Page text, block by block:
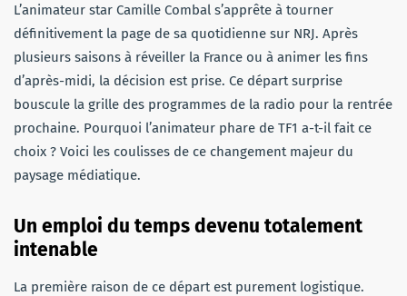
L’animateur star Camille Combal s’apprête à tourner
définitivement la page de sa quotidienne sur NRJ. Après
plusieurs saisons à réveiller la France ou à animer les fins
d’après-midi, la décision est prise. Ce départ surprise
bouscule la grille des programmes de la radio pour la rentrée
prochaine. Pourquoi l’animateur phare de TF1 a-t-il fait ce
choix ? Voici les coulisses de ce changement majeur du
paysage médiatique.
Un emploi du temps devenu totalement
intenable
La première raison de ce départ est purement logistique.